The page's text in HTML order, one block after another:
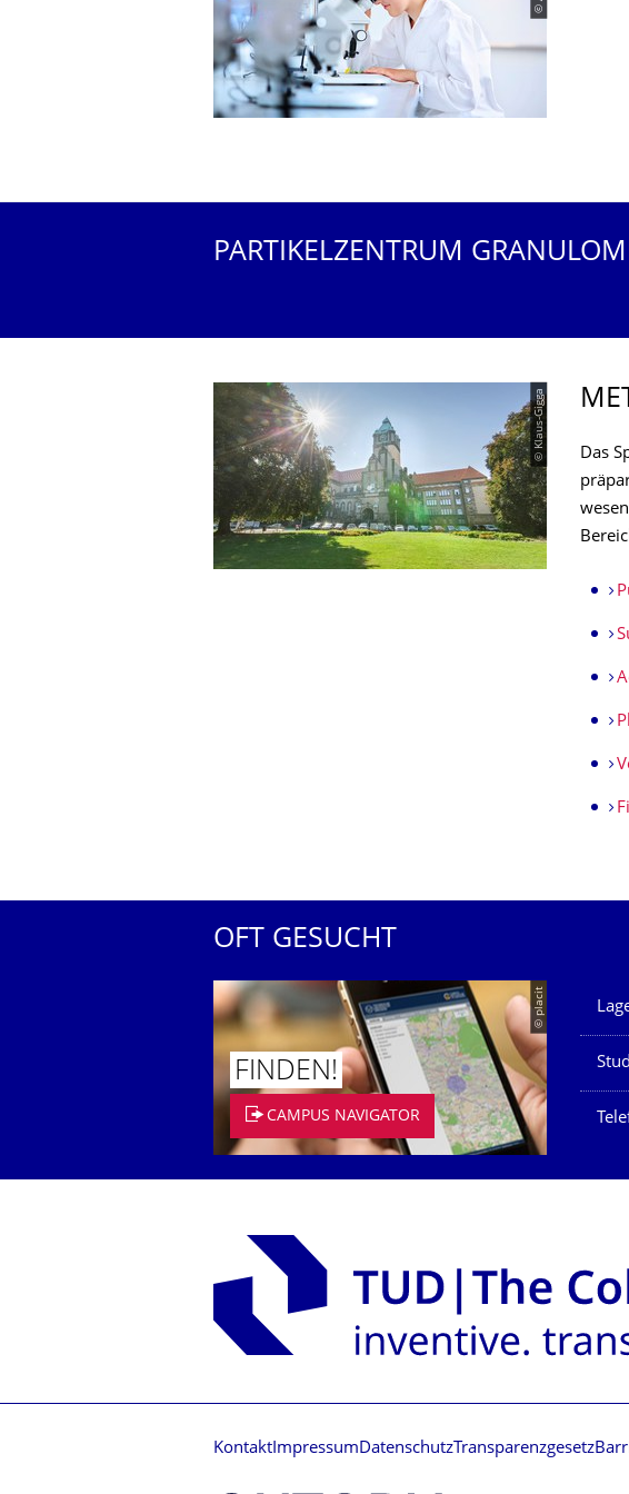
PARTIKELZENTRUM
© Klaus-Gigga
Das
OFT GESUCHT
© placit
FINDEN!
CAMPUS NAVIGATOR
Kontakt Impressum DatenschutzTransparenzgesetz